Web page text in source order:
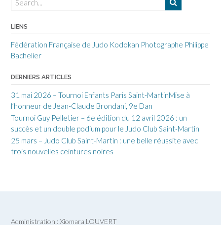
LIENS
Fédération Française de Judo Kodokan Photographe Philippe
Bachelier
DERNIERS ARTICLES
31 mai 2026 – Tournoi Enfants Paris Saint-MartinMise à
l’honneur de Jean-Claude Brondani, 9e Dan
Tournoi Guy Pelletier – 6e édition du 12 avril 2026 : un
succès et un double podium pour le Judo Club Saint-Martin
25 mars – Judo Club Saint-Martin : une belle réussite avec
trois nouvelles ceintures noires
Administration : Xiomara LOUVERT